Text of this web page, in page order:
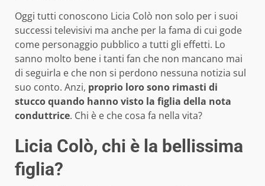
Oggi tutti conoscono Licia Colò non solo per i suoi
successi televisivi ma anche per la fama di cui gode
come personaggio pubblico a tutti gli effetti. Lo
sanno molto bene i tanti fan che non mancano mai
di seguirla e che non si perdono nessuna notizia sul
suo conto. Anzi, proprio loro sono rimasti di
stucco quando hanno visto la figlia della nota
conduttrice. Chi è e che cosa fa nella vita?
Licia Colò, chi è la bellissima
figlia?